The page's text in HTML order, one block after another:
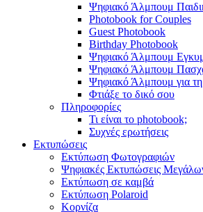
Ψηφιακό Άλμπουμ
Photobook for Couples
Guest Photobook
Birthday Photobook
Ψηφιακό Άλμπουμ
Ψηφιακό Άλμπουμ
Ψηφιακό Άλμπουμ για
Φτιάξε το δικό σου
Πληροφορίες
Τι είναι το photobook;
Συχνές ερωτήσεις
Εκτυπώσεις
Εκτύπωση Φωτογραφιών
Ψηφιακές Εκτυπώσεις
Εκτύπωση σε καμβά
Εκτύπωση Polaroid
Κορνίζα